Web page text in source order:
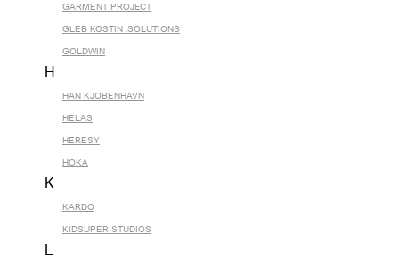
GARMENT PROJECT
GLEB KOSTIN .SOLUTIONS
GOLDWIN
H
HAN KJOBENHAVN
HELAS
HERESY
HOKA
K
KARDO
KIDSUPER STUDIOS
L